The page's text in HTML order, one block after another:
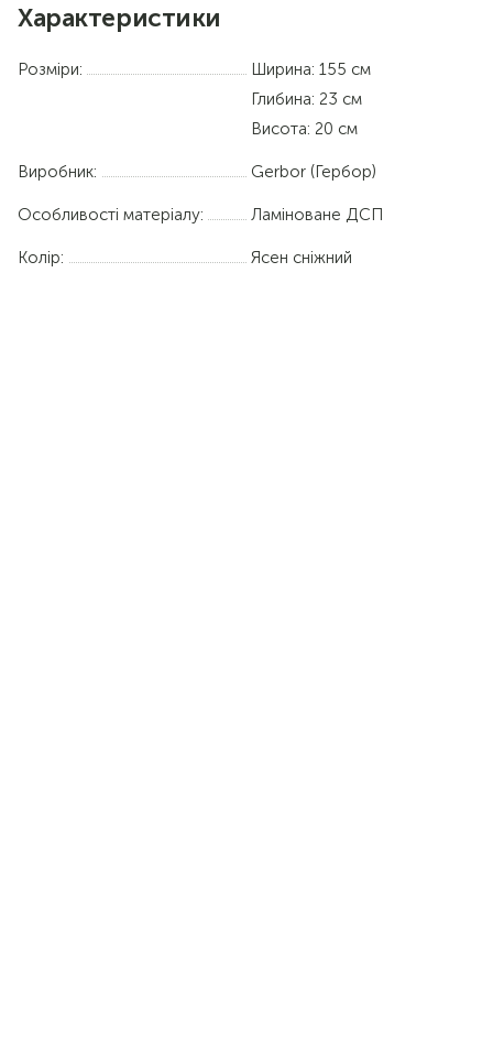
Характеристики
Розміри:
Ширина: 155 см
Глибина: 23 см
Висота: 20 см
Виробник: Gerbor (Гербор)
Особливості матеріалу: Ламіноване ДСП
Колір: Ясен сніжний